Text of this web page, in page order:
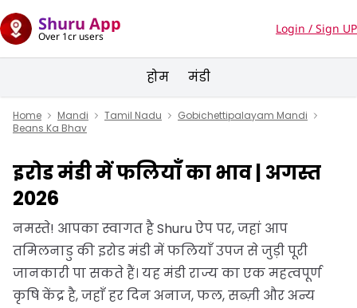
Shuru App
Over 1cr users
Login / Sign UP
होम मंडी
Home Mandi Tamil Nadu
Gobichettipalayam Mandi
Beans Ka Bhav
इरोड मंडी में फलियाँ का भाव | अगस्त
2026
नमस्ते! आपका स्वागत है Shuru ऐप पर, जहां आप
तमिलनाडु की इरोड मंडी में फलियाँ उपज से जुड़ी पूरी
जानकारी पा सकते हैं। यह मंडी राज्य का एक महत्वपूर्ण
कृषि केंद्र है, जहाँ हर दिन अनाज, फल, सब्ज़ी और अन्य